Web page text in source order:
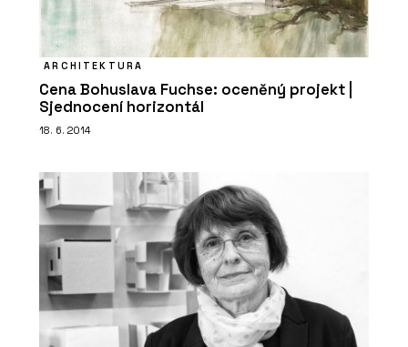
SLUŽBY
SLUŽBY
ARCHITEKTURA
Cena Bohuslava Fuchse: oceněný projekt |
Sjednocení horizontál
18. 6. 2014